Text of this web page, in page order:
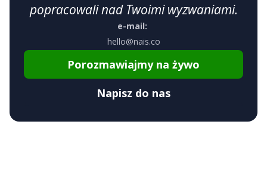
popracowali nad Twoimi wyzwaniami.
e-mail:
hello@nais.co
Porozmawiajmy na żywo
Napisz do nas